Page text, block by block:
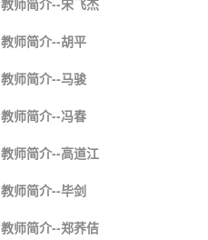
教师简介--宋飞杰
教师简介--胡平
教师简介--马骏
教师简介--冯春
教师简介--高道江
教师简介--毕剑
教师简介--郑荞佶